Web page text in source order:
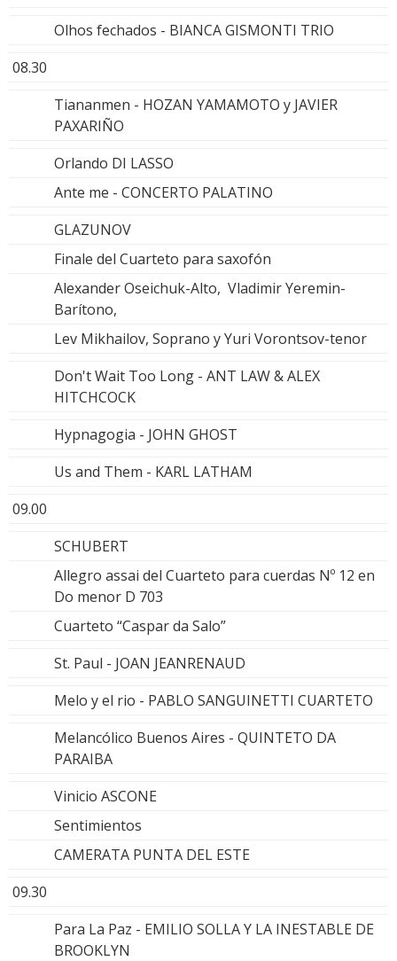
Olhos fechados - BIANCA GISMONTI TRIO
08.30
Tiananmen - HOZAN YAMAMOTO y JAVIER
PAXARIÑO
Orlando DI LASSO
Ante me - CONCERTO PALATINO
GLAZUNOV
Finale del Cuarteto para saxofón
Alexander Oseichuk-Alto, Vladimir Yeremin-
Barítono,
Lev Mikhailov, Soprano y Yuri Vorontsov-tenor
Don't Wait Too Long - ANT LAW & ALEX
HITCHCOCK
Hypnagogia - JOHN GHOST
Us and Them - KARL LATHAM
09.00
SCHUBERT
Allegro assai del Cuarteto para cuerdas Nº 12 en
Do menor D 703
Cuarteto “Caspar da Salo”
St. Paul - JOAN JEANRENAUD
Melo y el rio - PABLO SANGUINETTI CUARTETO
Melancólico Buenos Aires - QUINTETO DA
PARAIBA
Vinicio ASCONE
Sentimientos
CAMERATA PUNTA DEL ESTE
09.30
Para La Paz - EMILIO SOLLA Y LA INESTABLE DE
BROOKLYN